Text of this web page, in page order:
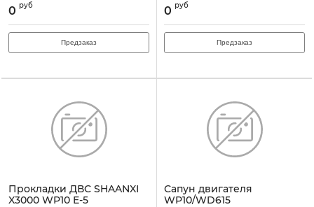
0 руб
Предзаказ
0 руб
Предзаказ
Прокладки ДВС SHAANXI
X3000 WP10 E-5
Сапун двигателя
WP10/WD615